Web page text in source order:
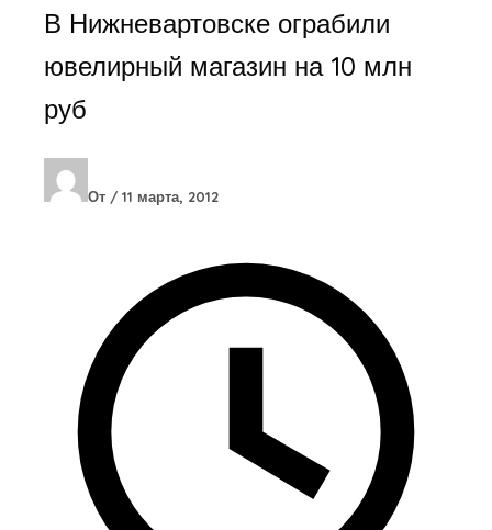
В Нижневартовске ограбили
ювелирный магазин на 10 млн
руб
От / 11 марта, 2012